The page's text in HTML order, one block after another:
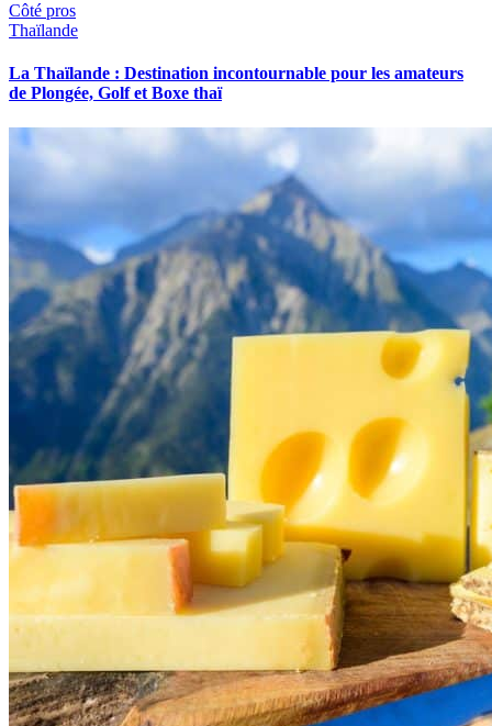
Côté pros
Thaïlande
La Thaïlande : Destination incontournable pour les amateurs
de Plongée, Golf et Boxe thaï